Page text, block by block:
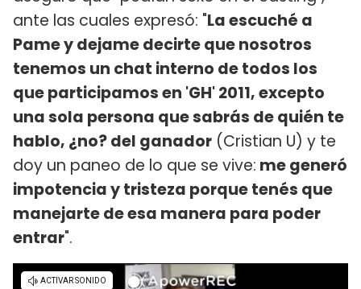
ante las cuales expresó: "La escuché a
Pame y dejame decirte que nosotros
tenemos un chat interno de todos los
que participamos en 'GH' 2011, excepto
una sola persona que sabrás de quién te
hablo, ¿no? del ganador (Cristian U) y te
doy un paneo de lo que se vive: me generó
impotencia y tristeza porque tenés que
manejarte de esa manera para poder
entrar".